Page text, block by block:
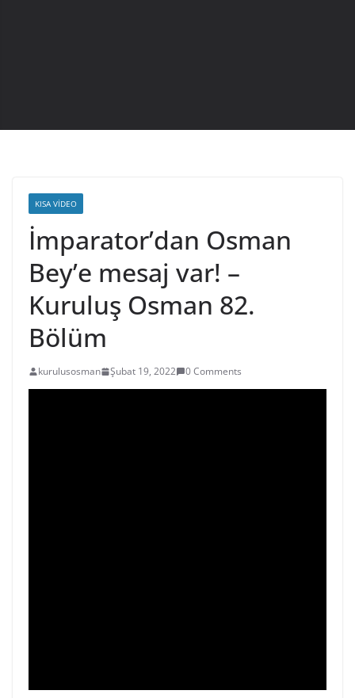
KISA VIDEO
İmparator’dan Osman
Bey’e mesaj var! –
Kuruluş Osman 82.
Bölüm
kurulusosman Şubat 19, 2022 0 Comments